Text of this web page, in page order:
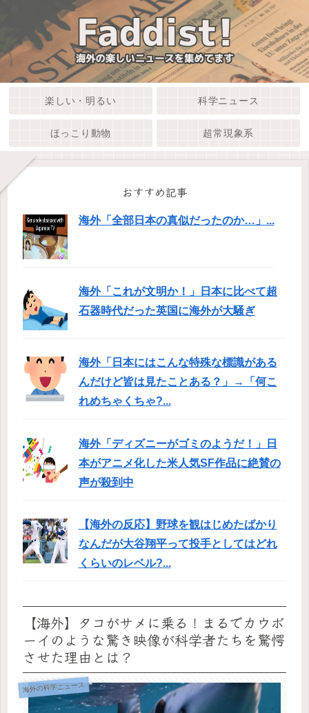
楽しい・明るい 科学ニュース
ほっこり動物 超常現象系
おすすめ記事
海外「全部日本の真似だったのか…」...
海外「これが文明か！」日本に比べて超
石器時代だった英国に海外が大騒ぎ
海外「日本にはこんな特殊な標識がある
んだけど皆は見たことある？」→「何こ
れめちゃくちゃ?...
海外「ディズニーがゴミのようだ！」日
本がアニメ化した米人気SF作品に絶賛の
声が殺到中
【海外の反応】野球を観はじめたばかり
なんだが大谷翔平って投手としてはどれ
くらいのレベル?...
【海外】タコがサメに乗る！まるでカウボ
ーイのような驚き映像が科学者たちを驚愕
させた理由とは？
海外の科学ニュース